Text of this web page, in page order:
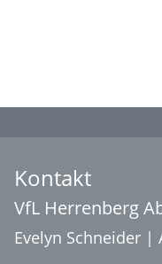
Kontakt
VfL Herrenberg
Evelyn Schneider